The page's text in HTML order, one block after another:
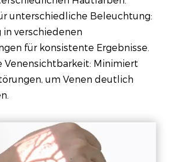
unterschiedliche Beleuchtung:
in verschiedenen
für konsistente Ergebnisse.
Venensichtbarkeit: Minimiert
um Venen deutlich